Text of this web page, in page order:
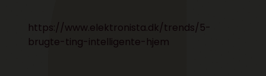
https://www.elektronista.dk/trends/5-
brugte-ting-intelligente-hjem